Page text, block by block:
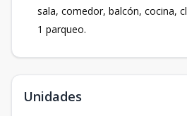
sala, comedor, balcón, cocina,
1 parqueo.
Unidades